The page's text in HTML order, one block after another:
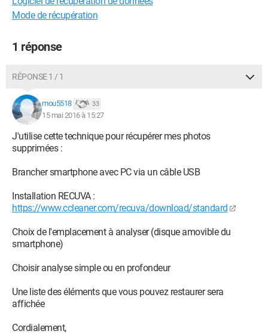
Mode de récupération
1 réponse
RÉPONSE 1 / 1
mou5518 33
15 mai 2016 à 15:27
J'utilise cette technique pour récupérer mes photos
supprimées :
Brancher smartphone avec PC via un câble USB
Installation RECUVA :
https://www.ccleaner.com/recuva/download/standard
Choix de l'emplacement à analyser (disque amovible du
smartphone)
Choisir analyse simple ou en profondeur
Une liste des éléments que vous pouvez restaurer sera
affichée
Cordialement,